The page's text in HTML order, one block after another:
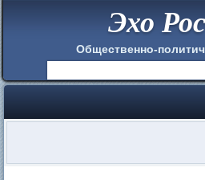
Эхо
Общественно-